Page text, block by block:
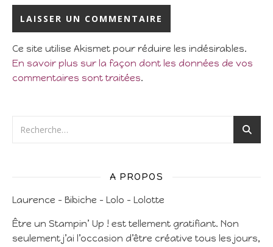
Ce site utilise Akismet pour réduire les indésirables.
En savoir plus sur la façon dont les données de vos
commentaires sont traitées.
A PROPOS
Laurence – Bibiche – Lolo – Lolotte
Être un Stampin’ Up ! est tellement gratifiant. Non
seulement j’ai l’occasion d’être créative tous les jours,